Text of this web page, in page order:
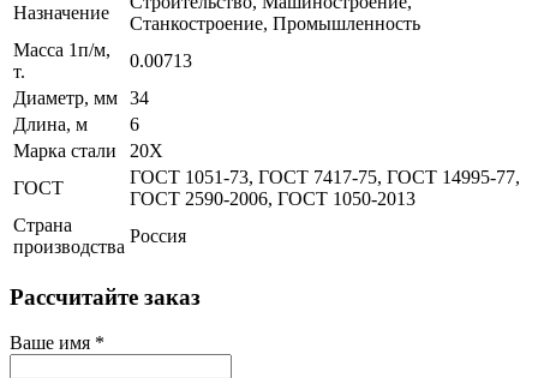
Назначение
Станкостроение, Промышленность
Масса 1п/м,
т.
0.00713
Диаметр, мм 34
Длина, м
6
Марка стали
20Х
ГОСТ
ГОСТ 1051-73, ГОСТ 7417-75, ГОСТ 14995-77,
ГОСТ 2590-2006, ГОСТ 1050-2013
Страна
производства
Россия
Рассчитайте заказ
Ваше имя *